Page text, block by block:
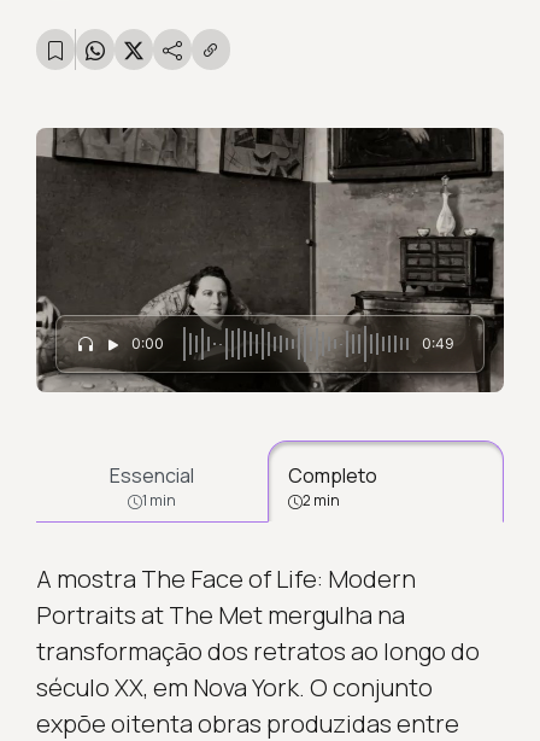
0:00 0:49
Essencial
1 min
Completo
2 min
A mostra The Face of Life: Modern
Portraits at The Met mergulha na
transformação dos retratos ao longo do
século XX, em Nova York. O conjunto
expõe oitenta obras produzidas entre